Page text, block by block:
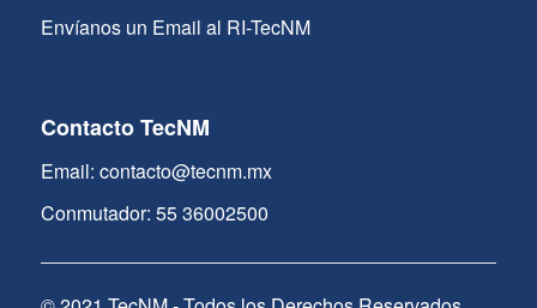
Envíanos un Email al RI-TecNM
Contacto TecNM
Email: contacto@tecnm.mx
Conmutador: 55 36002500